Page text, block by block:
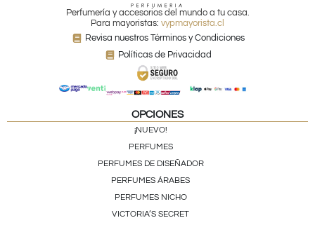
Perfumería y accesorios del mundo a tu casa.
Para mayoristas: vypmayorista.cl
Revisa nuestros Términos y Condiciones
Políticas de Privacidad
OPCIONES
¡NUEVO!
PERFUMES
PERFUMES DE DISEÑADOR
PERFUMES ÁRABES
PERFUMES NICHO
VICTORIA’S SECRET